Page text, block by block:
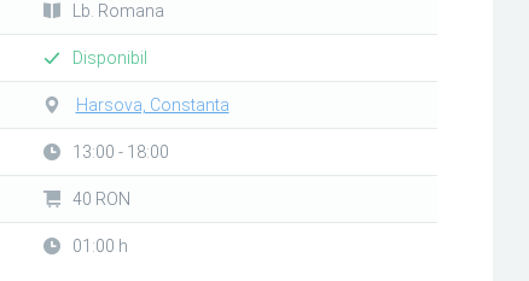
Lb. Romana
Disponibil
Harsova, Constanta
13:00 - 18:00
40 RON
01:00 h